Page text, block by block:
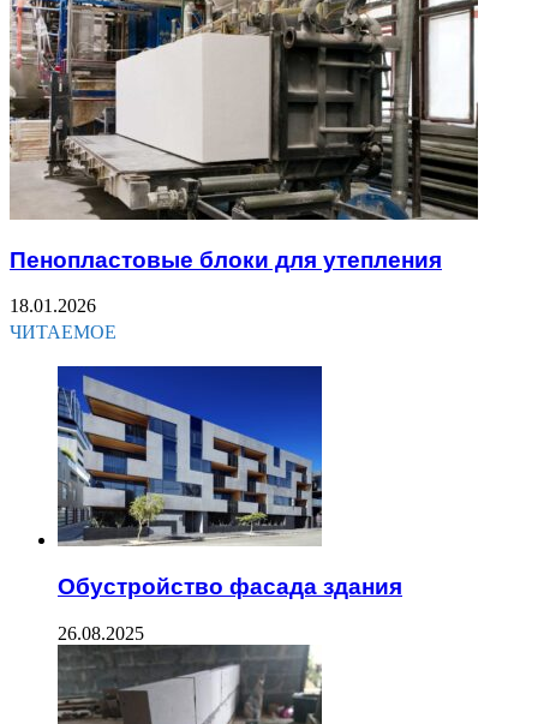
Пенопластовые блоки для утепления
18.01.2026
ЧИТАЕМОЕ
Обустройство фасада здания
26.08.2025